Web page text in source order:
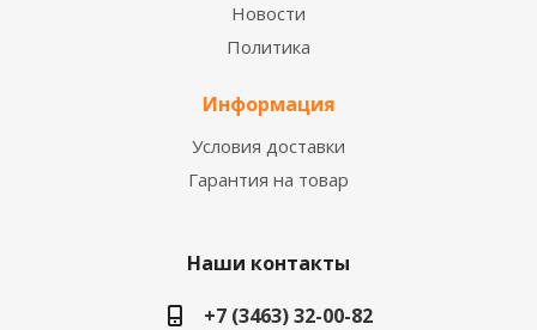
Новости
Политика
Информация
Условия доставки
Гарантия на товар
Наши контакты
+7 (3463) 32-00-82